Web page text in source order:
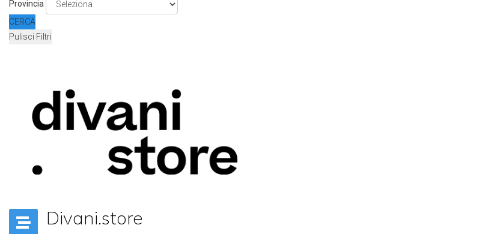
Provincia
CERCA
Pulisci Filtri
Divani.store